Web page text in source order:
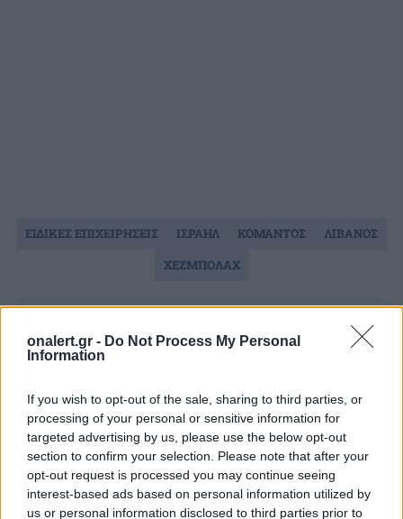
onalert.gr - Do Not Process My Personal
Information
If you wish to opt-out of the sale, sharing to third parties, or
processing of your personal or sensitive information for
targeted advertising by us, please use the below opt-out
section to confirm your selection. Please note that after your
opt-out request is processed you may continue seeing
interest-based ads based on personal information utilized by
us or personal information disclosed to third parties prior to
Διάβασε επίσης
News και μάθετε πρώτοι όλες τις ειδήσεις
για την άμυνα.
ΕΙΔΙΚΕΣ ΕΠΙΧΕΙΡΗΣΕΙΣ ΙΣΡΑΗΛ ΚΟΜΑΝΤΟΣ
ΛΙΒΑΝΟΣ
ΧΕΖΜΠΟΛΑΧ